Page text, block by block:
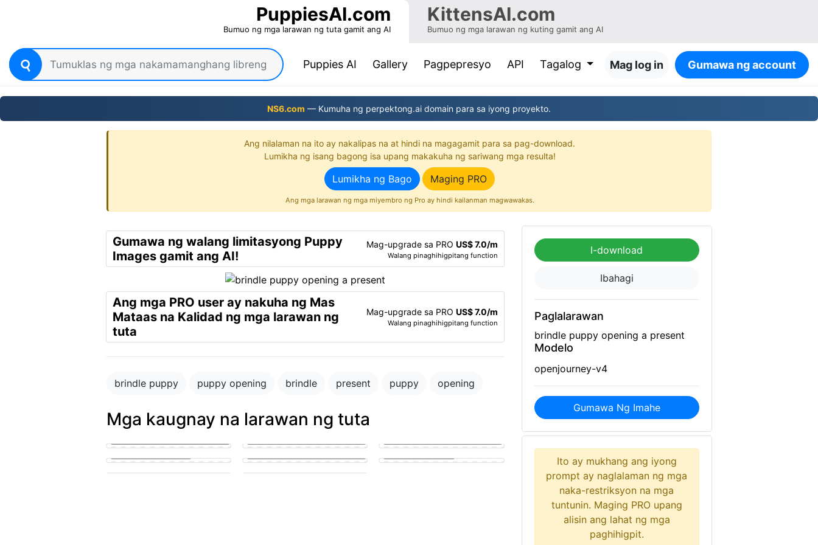
PuppiesAI.com
Bumuo ng mga larawan ng tuta gamit ang AI
KittensAI.com
Bumuo ng mga larawan ng kuting gamit ang AI
Puppies AI(current)
Gallery Pagpepresyo API Tagalog Mag log in Gumawa ng account
NS6.com — Kumuha ng perpektong.ai domain para sa iyong proyekto.
Ang nilalaman na ito ay nakalipas na at hindi na magagamit para sa pag-download.
Lumikha ng isang bagong isa upang makakuha ng sariwang mga resulta!
Lumikha ng Bago Maging PRO
Ang mga larawan ng mga miyembro ng Pro ay hindi kailanman magwawakas.
Gumawa ng walang limitasyong Puppy
Images gamit ang AI!
Mag-upgrade sa PRO US$ 7.0/m
Walang pinaghihigpitang function
Ang mga PRO user ay nakuha ng Mas
Mataas na Kalidad ng mga larawan ng
tuta
Mag-upgrade sa PRO US$ 7.0/m
Walang pinaghihigpitang function
brindle puppy puppy opening brindle present puppy opening
Mga kaugnay na larawan ng tuta
puppy in the park playing with
cute puppy getting his knot
Small golden puppy eagerly
I-download
Ibahagi
Paglalarawan
brindle puppy opening a present
Modelo
openjourney-v4
Gumawa Ng Imahe
Ito ay mukhang ang iyong
prompt ay naglalaman ng mga
naka-restriksyon na mga
tuntunin. Maging PRO upang
alisin ang lahat ng mga
paghihigpit.